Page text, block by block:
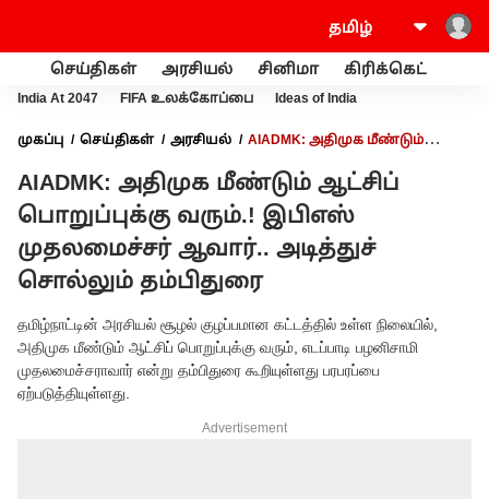
செய்திகள் அரசியல் சினிமா கிரிக்கெட்
India At 2047 FIFA உலக்கோப்பை Ideas of India
முகப்பு செய்திகள் அரசியல்
AIADMK: அதிமுக மீண்டும்
அடித்துச் சொல்லும் தம்பிதுரை
AIADMK: அதிமுக மீண்டும் ஆட்சிப்
பொறுப்புக்கு வரும்.! இபிஎஸ்
முதலமைச்சர் ஆவார்.. அடித்துச்
சொல்லும் தம்பிதுரை
தமிழ்நாட்டின் அரசியல் சூழல் குழப்பமான கட்டத்தில் உள்ள நிலையில்,
அதிமுக மீண்டும் ஆட்சிப் பொறுப்புக்கு வரும், எடப்பாடி பழனிசாமி
முதலமைச்சராவார் என்று தம்பிதுரை கூறியுள்ளது பரபரப்பை
ஏற்படுத்தியுள்ளது.
Advertisement